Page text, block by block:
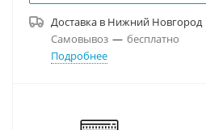
Доставка в Нижний Новгород
Самовывоз — бесплатно
Подробнее